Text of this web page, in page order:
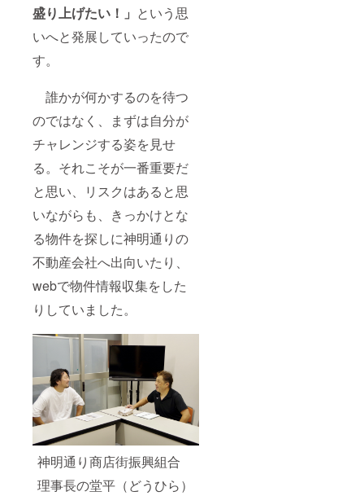
盛り上げたい！」 という思
いへと発展していったので
す。
誰かが何かするのを待つ
のではなく、まずは自分が
チャレンジする姿を見せ
る。それこそが一番重要だ
と思い、リスクはあると思
いながらも、きっかけとな
る物件を探しに神明通りの
不動産会社へ出向いたり、
webで物件情報収集をした
りしていました。
神明通り商店街振興組合
理事長の堂平（どうひら）